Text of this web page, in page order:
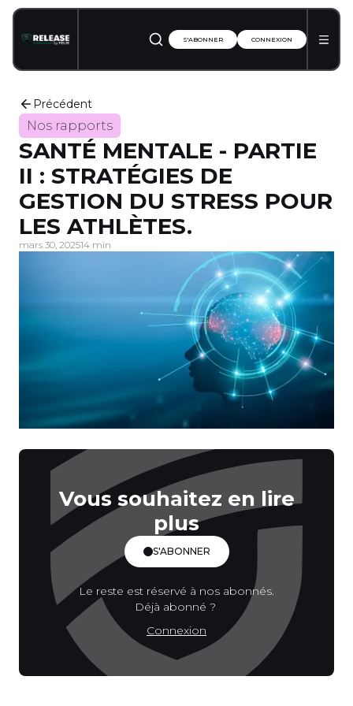
S'ABONNER CONNEXION
Précédent
Nos rapports
SANTÉ MENTALE - PARTIE
II : STRATÉGIES DE
GESTION DU STRESS POUR
LES ATHLÈTES.
mars 30, 202514 min
Vous souhaitez en lire
plus
S'ABONNER
Le reste est réservé à nos abonnés.
Déjà abonné ?
Connexion